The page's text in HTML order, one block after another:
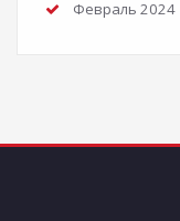
Февраль 2024